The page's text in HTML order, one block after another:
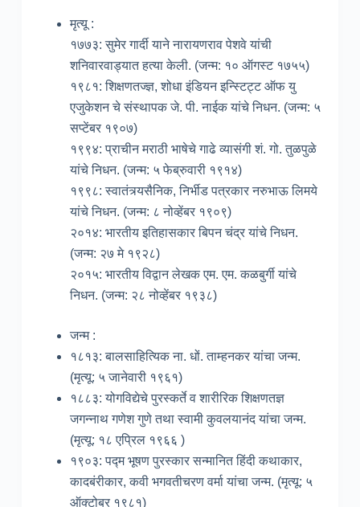
मृत्यू :
१७७३: सुमेर गार्दी याने नारायणराव पेशवे यांची
शनिवारवाड्यात हत्या केली. (जन्म: १० ऑगस्ट १७५५)
१९८१: शिक्षणतज्ज्ञ, शोधा इंडियन इन्स्टिट्ट ऑफ यु
एजुकेशन चे संस्थापक जे. पी. नाईक यांचे निधन. (जन्म: ५
सप्टेंबर १९०७)
१९९४: प्राचीन मराठी भाषेचे गाढे व्यासंगी शं. गो. तुळपुळे
यांचे निधन. (जन्म: ५ फेब्रुवारी १९१४)
१९९८: स्वातंत्र्यसैनिक, निर्भीड पत्रकार नरुभाऊ लिमये
यांचे निधन. (जन्म: ८ नोव्हेंबर १९०९)
२०१४: भारतीय इतिहासकार बिपन चंद्र यांचे निधन.
(जन्म: २७ मे १९२८)
२०१५: भारतीय विद्वान लेखक एम. एम. कळबुर्गी यांचे
निधन. (जन्म: २८ नोव्हेंबर १९३८)
जन्म :
१८१३: बालसाहित्यिक ना. धों. ताम्हनकर यांचा जन्म.
(मृत्यू: ५ जानेवारी १९६१)
१८८३: योगविद्येचे पुरस्कर्ते व शारीरिक शिक्षणतज्ञ
जगन्नाथ गणेश गुणे तथा स्वामी कुवलयानंद यांचा जन्म.
(मृत्यू: १८ एप्रिल १९६६ )
१९०३: पद्म भूषण पुरस्कार सन्मानित हिंदी कथाकार,
कादबंरीकार, कवी भगवतीचरण वर्मा यांचा जन्म. (मृत्यू: ५
ऑक्टोबर १९८१)